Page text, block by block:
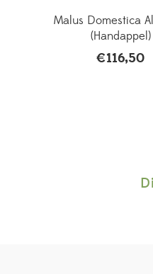
Malus Domestica
(Handappel)
€116,50